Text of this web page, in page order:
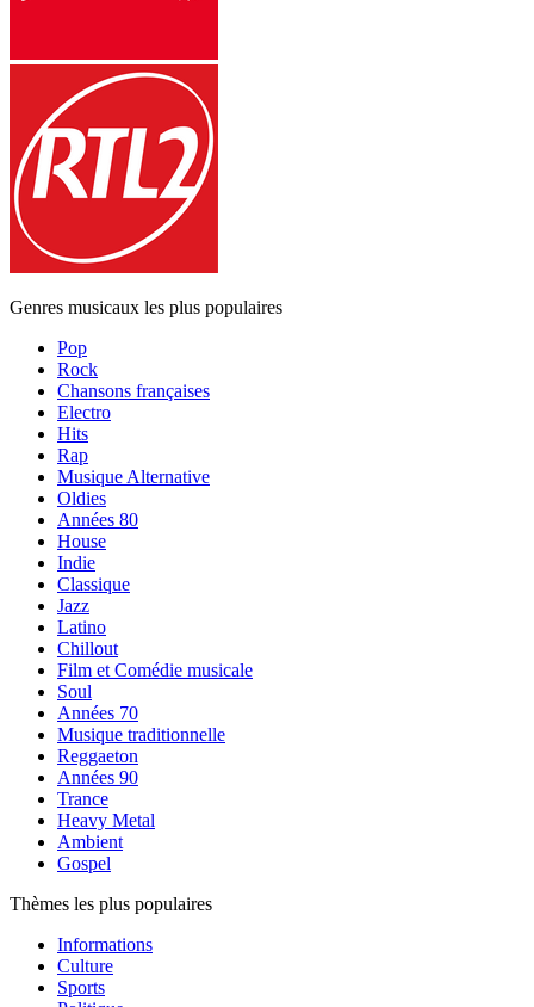
Genres musicaux les plus populaires
Pop
Rock
Chansons françaises
Electro
Hits
Rap
Musique Alternative
Oldies
Années 80
House
Indie
Classique
Jazz
Latino
Chillout
Film et Comédie musicale
Soul
Années 70
Musique traditionnelle
Reggaeton
Années 90
Trance
Heavy Metal
Ambient
Gospel
Thèmes les plus populaires
Informations
Culture
Sports